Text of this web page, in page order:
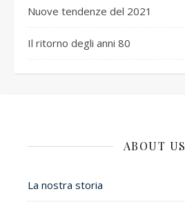
Nuove tendenze del 2021
Il ritorno degli anni 80
ABOUT US
La nostra storia